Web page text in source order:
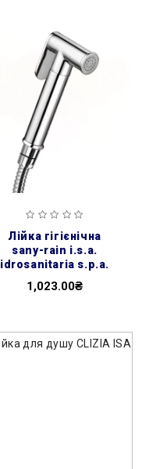
лійка гігієнічна
sany-rain i.s.a.
idrosanitaria s.p.a.
1,023.00₴